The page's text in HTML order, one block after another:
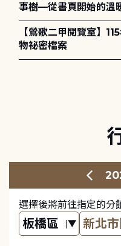
事樹—從書頁開始的溫
電章魚》
【鶯歌二甲閱覽室】
物祕密檔案
選擇後將前往指定的分